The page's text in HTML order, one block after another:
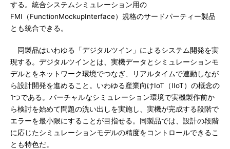
する。統合システムシミュレーション用の
FMI（FunctionMockupInterface）規格のサードパーティー製品
とも統合できる。
同製品はいわゆる「デジタルツイン」によるシステム開発を実
現する。デジタルツインとは、実機データとシミュレーションモ
デルとをネットワーク環境でつなぎ、リアルタイムで連動しなが
ら設計開発を進めること。いわゆる産業向けIoT（IIoT）の概念の
1つである。バーチャルなシミュレーション環境で実機製作前か
ら検討を始めて問題の洗い出しを実施し、実機が完成する段階で
エラーを最小限にすることが目指せる。同製品では、設計の段階
に応じたシミュレーションモデルの精度をコントロールできるこ
とも特色だ。